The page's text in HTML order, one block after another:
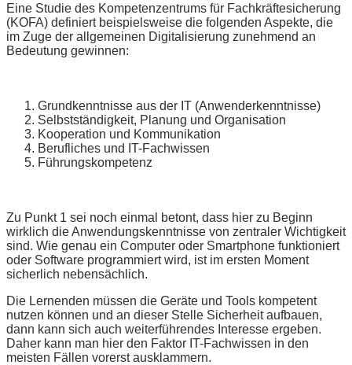
Eine Studie des Kompetenzentrums für Fachkräftesicherung
(KOFA) definiert beispielsweise die folgenden Aspekte, die
im Zuge der allgemeinen Digitalisierung zunehmend an
Bedeutung gewinnen:
Grundkenntnisse aus der IT (Anwenderkenntnisse)
Selbstständigkeit, Planung und Organisation
Kooperation und Kommunikation
Berufliches und IT-Fachwissen
Führungskompetenz
Zu Punkt 1 sei noch einmal betont, dass hier zu Beginn
wirklich die Anwendungskenntnisse von zentraler Wichtigkeit
sind. Wie genau ein Computer oder Smartphone funktioniert
oder Software programmiert wird, ist im ersten Moment
sicherlich nebensächlich.
Die Lernenden müssen die Geräte und Tools kompetent
nutzen können und an dieser Stelle Sicherheit aufbauen,
dann kann sich auch weiterführendes Interesse ergeben.
Daher kann man hier den Faktor IT-Fachwissen in den
meisten Fällen vorerst ausklammern.